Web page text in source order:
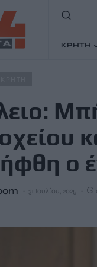
ΚΡΗΤΗ
Ηράκλειο: Μπήκαν σε
ο
31 Ιουλίου, 2025